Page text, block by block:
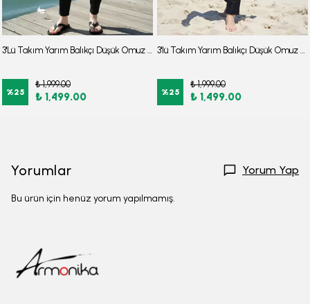
%25
₺ 1,999.00
₺ 1,499.00 %25
₺ 1,999.00
₺ 1,499.00
Yorumlar Yorum Yap
Bu ürün için henüz yorum yapılmamış.